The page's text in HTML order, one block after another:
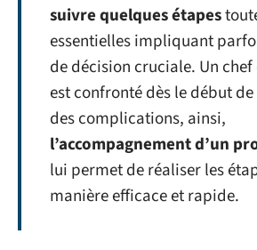
suivre quelques étapes
essentielles impliquant
de décision cruciale. Un chef
est confronté dès le début
des complications, ainsi,
l’accompagnement d’un
lui permet de réaliser les
manière efficace et rapide.